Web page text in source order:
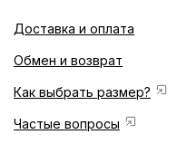
Доставка и оплата
Обмен и возврат
Как выбрать размер?
Частые вопросы